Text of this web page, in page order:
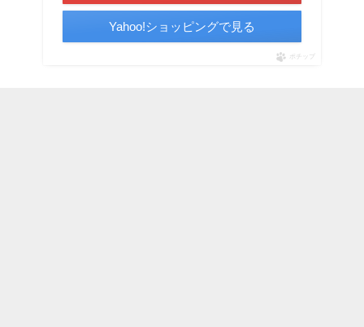
Yahoo!ショッピングで見る
ポチップ